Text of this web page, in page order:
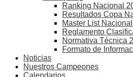
Ranking Nacional
Resultados Copa
Master List
Reglamento
Normativa Técnica
Formato de
Noticias
Nuestros Campeones
Calendarios